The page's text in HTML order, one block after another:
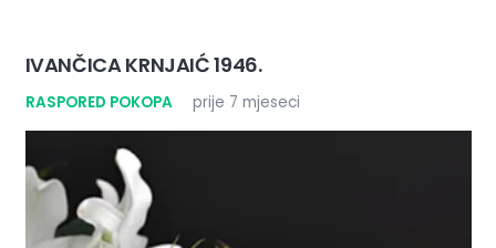
IVANČICA KRNJAIĆ 1946.
RASPORED POKOPA prije 7 mjeseci